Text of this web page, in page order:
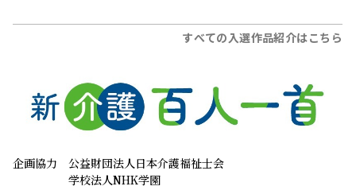
すべての入選作品紹介はこちら
企画協力
公益財団法人日本介護福祉士会
学校法人NHK学園